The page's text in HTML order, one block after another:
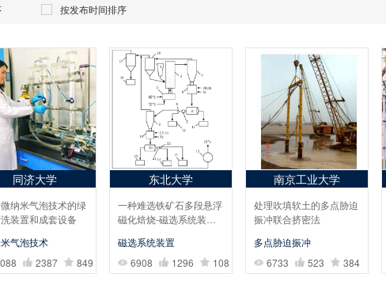
按发布时间排序
同济大学
纳米气泡技术的绿
装置和成套设备
气泡技术
2387 849
东北大学
一种难选铁矿石多段悬浮
磁化焙烧‑磁选系统装置
磁选系统装置
6908
1296 108
南京工业大学
处理吹填软土的多点胁迫
振冲联合挤密法
多点胁迫振冲
6733
523 384